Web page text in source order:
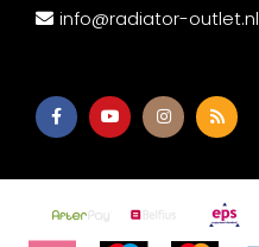
info@radiator-outlet.nl